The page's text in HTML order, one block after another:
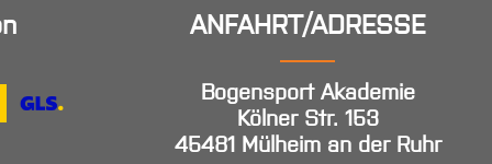
ANFAHRT/ADRESSE
Bogensport Akademie
Kölner Str. 153
45481 Mülheim an der Ruhr